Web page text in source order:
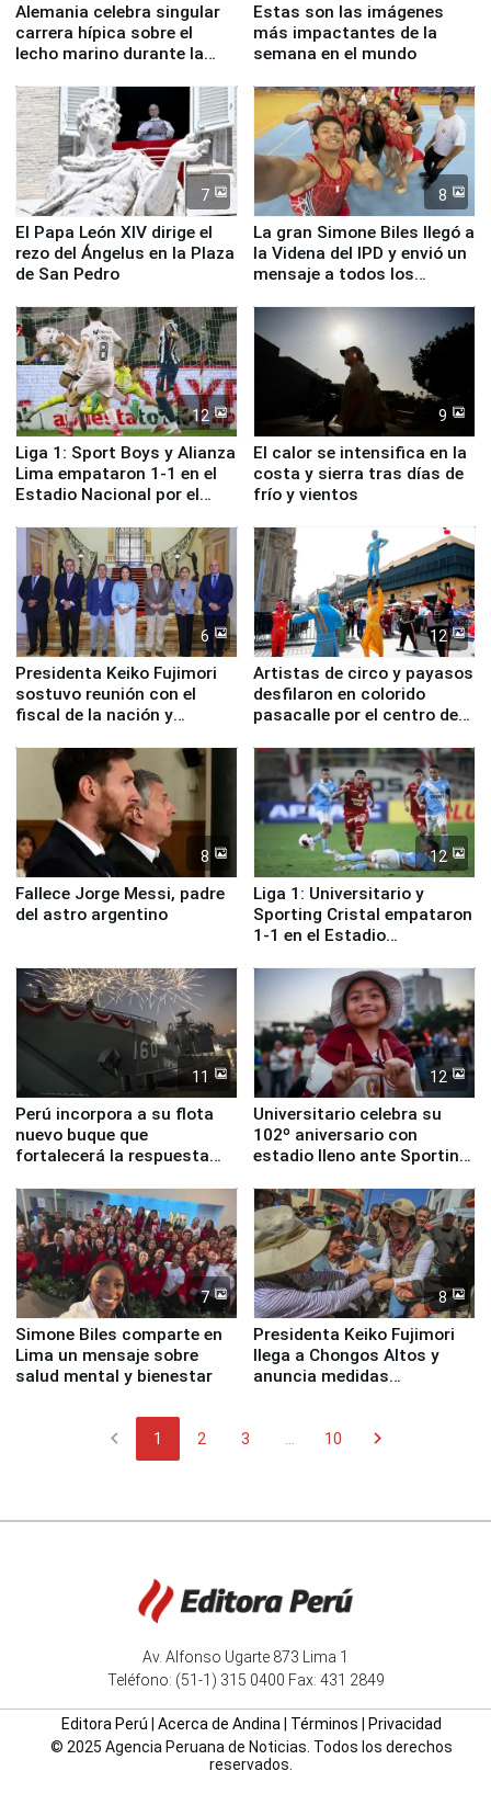
Alemania celebra singular
carrera hípica sobre el
lecho marino durante la
Estas son las imágenes
más impactantes de la
semana en el mundo
7
El Papa León XIV dirige el
rezo del Ángelus en la Plaza
de San Pedro
8
La gran Simone Biles llegó a
la Videna del IPD y envió un
mensaje a todos los
12
Liga 1: Sport Boys y Alianza
Lima empataron 1-1 en el
Estadio Nacional por el
9
El calor se intensifica en la
costa y sierra tras días de
frío y vientos
6
Presidenta Keiko Fujimori
sostuvo reunión con el
fiscal de la nación y
12
Artistas de circo y payasos
desfilaron en colorido
pasacalle por el centro de
8
Fallece Jorge Messi, padre
del astro argentino
12
Liga 1: Universitario y
Sporting Cristal empataron
1-1 en el Estadio
11
Perú incorpora a su flota
nuevo buque que
fortalecerá la respuesta
12
Universitario celebra su
102º aniversario con
estadio lleno ante Sporting
7
Simone Biles comparte en
Lima un mensaje sobre
salud mental y bienestar
8
Presidenta Keiko Fujimori
llega a Chongos Altos y
anuncia medidas
chevron_left 1 2 3 10 chevron_right
Av. Alfonso Ugarte 873 Lima 1
Teléfono: (51-1) 315 0400 Fax: 431 2849
Editora Perú Acerca de Andina| Términos
Privacidad
© 2025 Agencia Peruana de Noticias. Todos los derechos
reservados.